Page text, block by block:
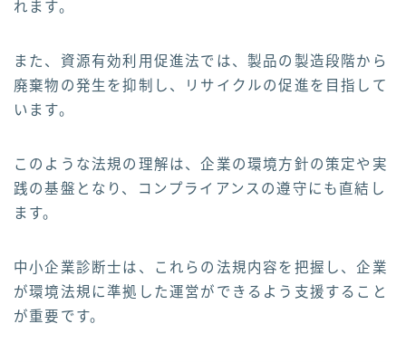
れます。
また、資源有効利用促進法では、製品の製造段階から
廃棄物の発生を抑制し、リサイクルの促進を目指して
います。
このような法規の理解は、企業の環境方針の策定や実
践の基盤となり、コンプライアンスの遵守にも直結し
ます。
中小企業診断士は、これらの法規内容を把握し、企業
が環境法規に準拠した運営ができるよう支援すること
が重要です。